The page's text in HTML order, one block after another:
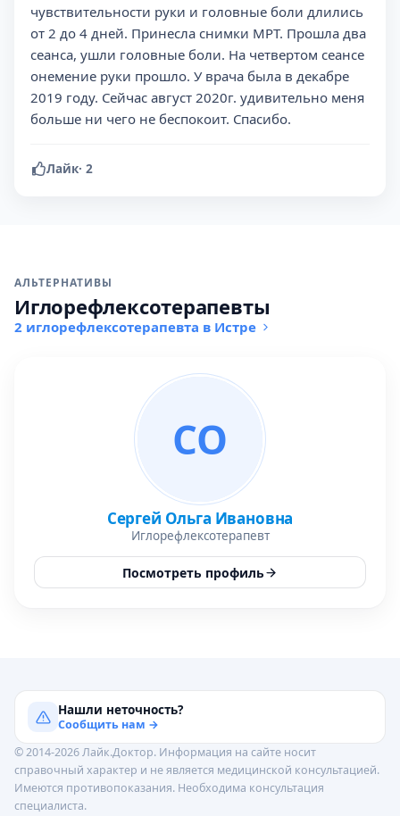
чувствительности руки и головные боли длились
от 2 до 4 дней. Принесла снимки МРТ. Прошла два
сеанса, ушли головные боли. На четвертом сеансе
онемение руки прошло. У врача была в декабре
2019 году. Сейчас август 2020г. удивительно меня
больше ни чего не беспокоит. Спасибо.
Лайк· 2
АЛЬТЕРНАТИВЫ
Иглорефлексотерапевты
2 иглорефлексотерапевта в Истре
СО
Сергей Ольга Ивановна
Иглорефлексотерапевт
Посмотреть профиль
Нашли неточность?
Сообщить нам →
© 2014-2026 Лайк.Доктор. Информация на сайте носит
справочный характер и не является медицинской консультацией.
Имеются противопоказания. Необходима консультация
специалиста.